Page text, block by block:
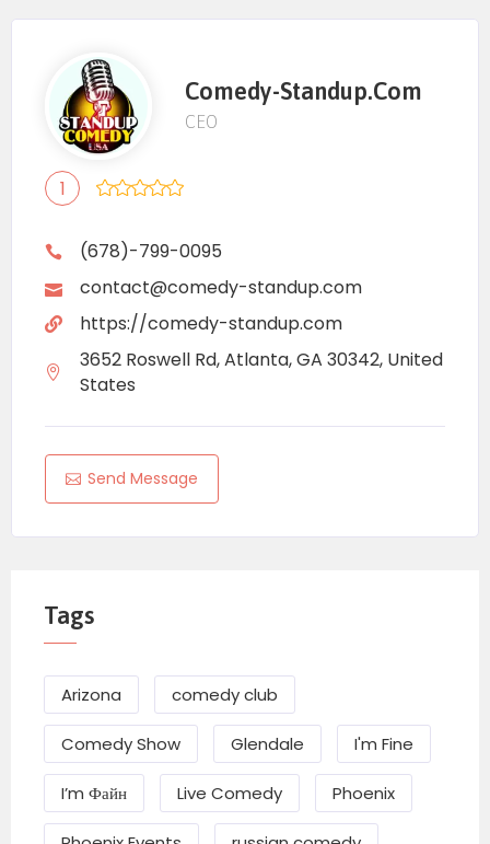
Comedy-Standup.com
CEO
1
(678)-799-0095
contact@comedy-standup.com
https://comedy-standup.com
3652 Roswell Rd, Atlanta, GA 30342, United
States
Send Message
Tags
Arizona comedy club
Comedy Show Glendale I'm Fine
I’m Файн Live Comedy Phoenix